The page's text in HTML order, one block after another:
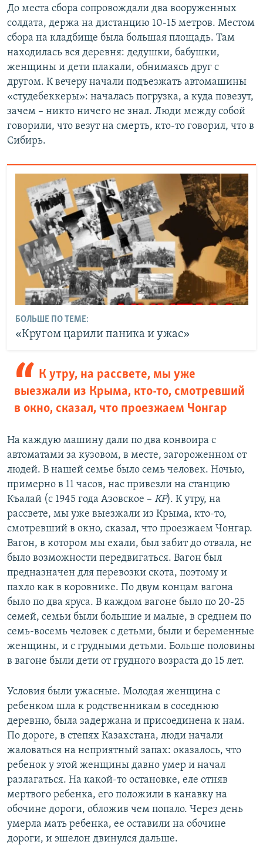
До места сбора сопровождали два вооруженных
солдата, держа на дистанцию 10-15 метров. Местом
сбора на кладбище была большая площадь. Там
находилась вся деревня: дедушки, бабушки,
женщины и дети плакали, обнимаясь друг с
другом. К вечеру начали подъезжать автомашины
«студебеккеры»: началась погрузка, а куда повезут,
зачем – никто ничего не знал. Люди между собой
говорили, что везут на смерть, кто-то говорил, что в
Сибирь.
БОЛЬШЕ ПО ТЕМЕ:
«Кругом царили паника и ужас»
К утру, на рассвете, мы уже
выезжали из Крыма, кто-то, смотревший
в окно, сказал, что проезжаем Чонгар
На каждую машину дали по два конвоира с
автоматами за кузовом, в месте, загороженном от
людей. В нашей семье было семь человек. Ночью,
примерно в 11 часов, нас привезли на станцию
Къалай (с 1945 года Азовское – КР). К утру, на
рассвете, мы уже выезжали из Крыма, кто-то,
смотревший в окно, сказал, что проезжаем Чонгар.
Вагон, в котором мы ехали, был забит до отвала, не
было возможности передвигаться. Вагон был
предназначен для перевозки скота, поэтому и
пахло как в коровнике. По двум концам вагона
было по два яруса. В каждом вагоне было по 20-25
семей, семьи были большие и малые, в среднем по
семь-восемь человек с детьми, были и беременные
женщины, и с грудными детьми. Больше половины
в вагоне были дети от грудного возраста до 15 лет.
Условия были ужасные. Молодая женщина с
ребенком шла к родственникам в соседнюю
деревню, была задержана и присоединена к нам.
По дороге, в степях Казахстана, люди начали
жаловаться на неприятный запах: оказалось, что
ребенок у этой женщины давно умер и начал
разлагаться. На какой-то остановке, еле отняв
мертвого ребенка, его положили в канавку на
обочине дороги, обложив чем попало. Через день
умерла мать ребенка, ее оставили на обочине
дороги, и эшелон двинулся дальше.